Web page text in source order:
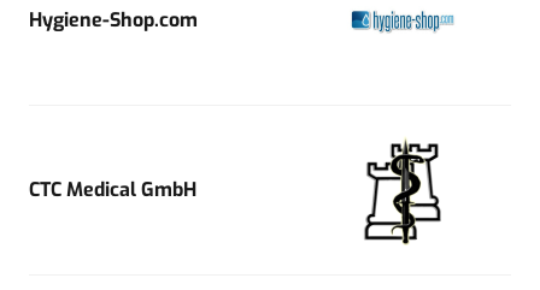
Hygiene-Shop.com
CTC Medical GmbH